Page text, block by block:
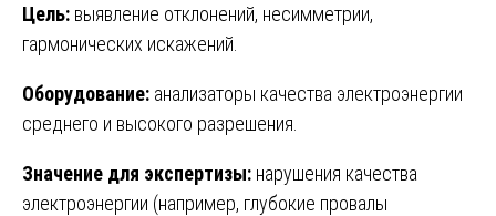
Цель: выявление отклонений, несимметрии,
гармонических искажений.
Оборудование: анализаторы качества электроэнергии
среднего и высокого разрешения.
Значение для экспертизы: нарушения качества
электроэнергии (например, глубокие провалы